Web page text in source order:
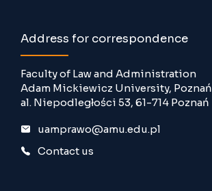
Address for correspondence
Faculty of Law and Administration
Adam Mickiewicz University, Poznań
al. Niepodległości 53, 61-714 Poznań
uamprawo@amu.edu.pl
Contact us